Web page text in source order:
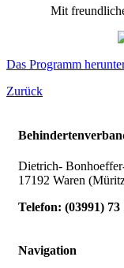
Mit
Das Programm
Zurück
Dietrich-
17192 Waren
Telefon: (03991) 73
Navigation